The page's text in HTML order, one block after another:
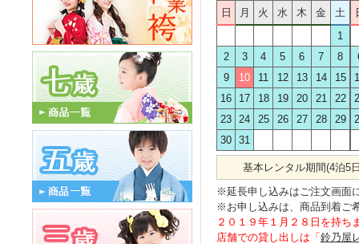
日
月 火 水 木 金
土
1
2
3 4 5 6 7
8
9
10 11 12 13 14
15
16
17 18 19 20 21
22
23 24 25 26 27 28
29
30 31
基本レンタル期間(4泊5
※延長申し込みはご注文画
※お申し込みは、商品到着ご
２０１９年１月２８日を持ち
店舗での貸し出しは「 鈴乃屋